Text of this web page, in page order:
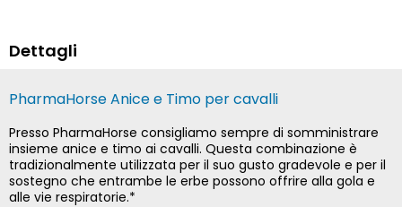
Dettagli
PharmaHorse Anice e Timo per cavalli
Presso PharmaHorse consigliamo sempre di somministrare
insieme anice e timo ai cavalli. Questa combinazione è
tradizionalmente utilizzata per il suo gusto gradevole e per il
sostegno che entrambe le erbe possono offrire alla gola e
alle vie respiratorie.*